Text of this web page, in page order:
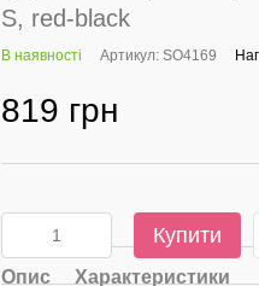
S, red-black
В наявності Артикул: SO4169
819 грн
Купити
Опис
Характеристики